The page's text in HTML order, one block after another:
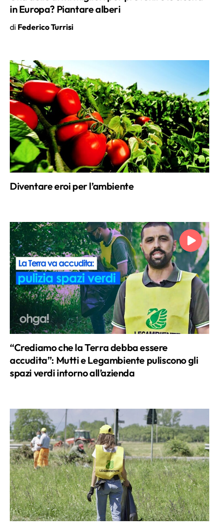
in Europa? Piantare alberi
di Federico Turrisi
Diventare eroi per l’ambiente
“Crediamo che la Terra debba essere
accudita”: Mutti e Legambiente puliscono gli
spazi verdi intorno all’azienda